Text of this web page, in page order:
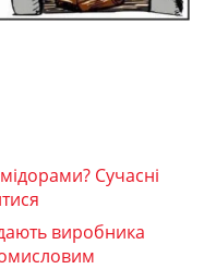
Сучасні
виробника